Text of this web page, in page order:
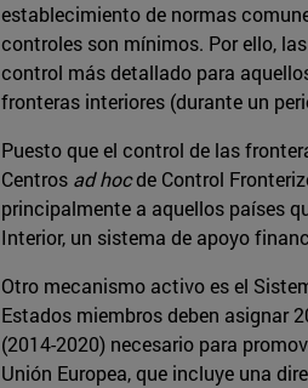
establecimiento de normas
controles son mínimos. Por ello,
control más detallado para
fronteras interiores (durante un
Puesto que el control de las
Centros ad hocde Control
principalmente a aquellos países
Interior, un sistema de apoyo
Otro mecanismo activo es el
Estados miembros deben asignar
(2014-2020) necesario para
Unión Europea, que incluye una